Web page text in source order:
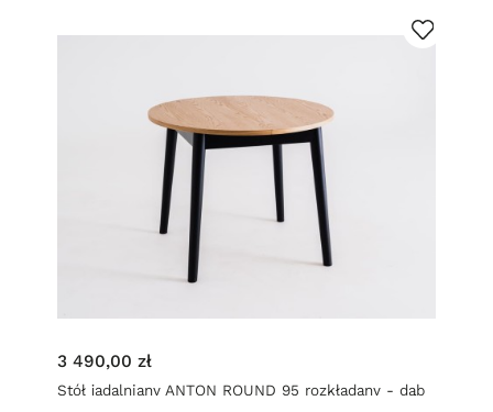
3 490,00 zł
Stół jadalniany ANTON ROUND 95 rozkładany - dąb